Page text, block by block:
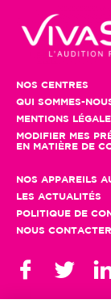
NOS CENTRES
QUI SOMMES-
MENTIONS
MODIFIER MES
EN MATIÈRE DE
NOS APPAREILS
LES ACTUALITÉS
POLITIQUE DE
NOUS CONTACTER